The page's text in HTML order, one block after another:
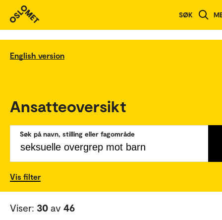
SØK
English version
Ansatteoversikt
Søk på navn, stilling eller fagområde
Vis filter
Viser: 30 av 46